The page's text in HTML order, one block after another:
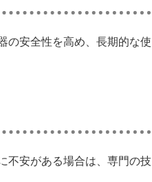
の安全性を高め、長期的な使
不安がある場合は、専門の技